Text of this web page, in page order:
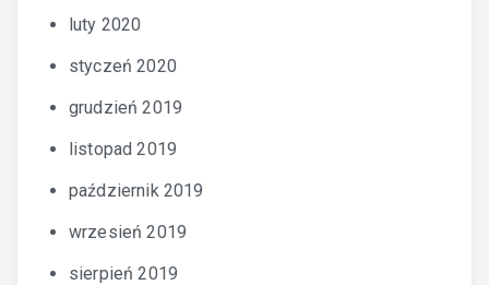
luty 2020
styczeń 2020
grudzień 2019
listopad 2019
październik 2019
wrzesień 2019
sierpień 2019